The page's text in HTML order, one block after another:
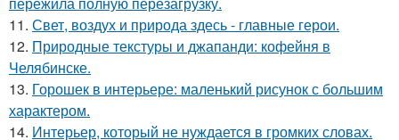
11. Свет, воздух и природа здесь - главные герои.
12. Природные текстуры и джапанди: кофейня в
Челябинске.
13. Горошек в интерьере: маленький рисунок с большим
характером.
14. Интерьер, который не нуждается в громких словах.